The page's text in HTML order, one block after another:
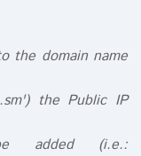
the domain name
the Public IP
added (i.e.: